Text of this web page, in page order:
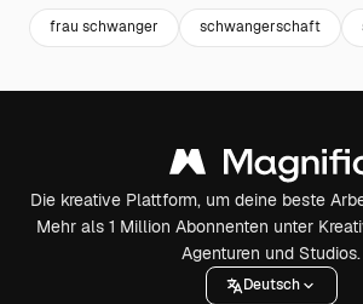
frau schwanger schwangerschaft
Die kreative Plattform, um deine beste
Mehr als 1 Million Abonnenten unter
Agenturen und Studios.
Deutsch